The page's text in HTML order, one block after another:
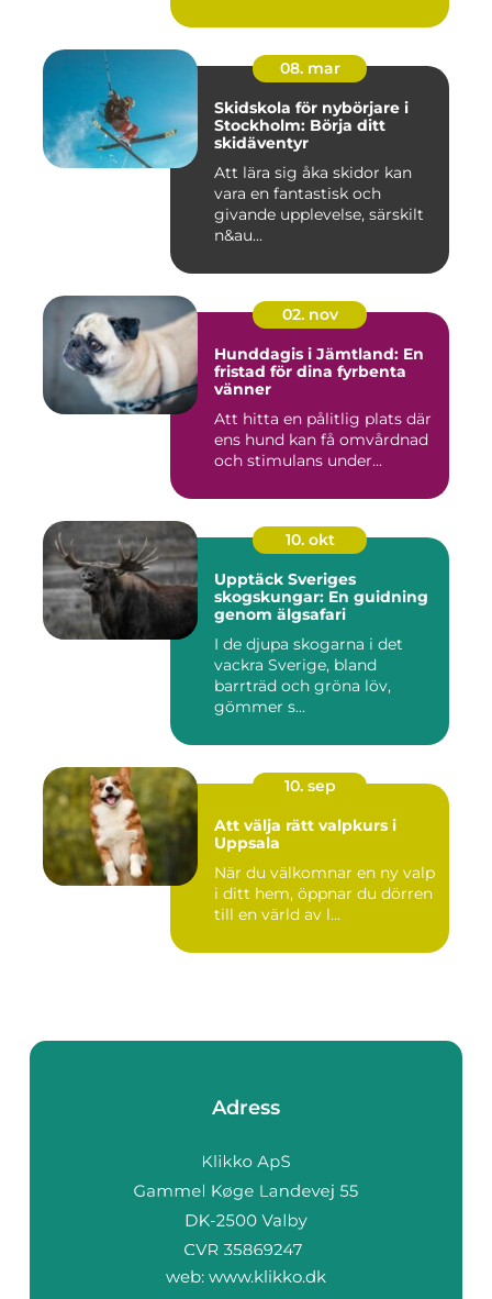
08. mar
Skidskola för nybörjare i
Stockholm: Börja ditt
skidäventyr
Att lära sig åka skidor kan
vara en fantastisk och
givande upplevelse, särskilt
n&au...
02. nov
Hunddagis i Jämtland: En
fristad för dina fyrbenta
vänner
Att hitta en pålitlig plats där
ens hund kan få omvårdnad
och stimulans under...
10. okt
Upptäck Sveriges
skogskungar: En guidning
genom älgsafari
I de djupa skogarna i det
vackra Sverige, bland
barrträd och gröna löv,
gömmer s...
10. sep
Att välja rätt valpkurs i
Uppsala
När du välkomnar en ny valp
i ditt hem, öppnar du dörren
till en värld av l...
Adress
web: www.klikko.dk